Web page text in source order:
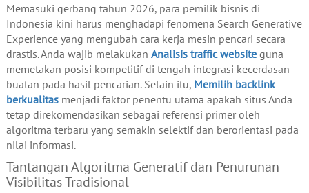
Memasuki gerbang tahun 2026, para pemilik bisnis di
Indonesia kini harus menghadapi fenomena Search Generative
Experience yang mengubah cara kerja mesin pencari secara
drastis. Anda wajib melakukan Analisis traffic websiteguna
memetakan posisi kompetitif di tengah integrasi kecerdasan
buatan pada hasil pencarian. Selain itu, Memilih backlink
berkualitasmenjadi faktor penentu utama apakah situs Anda
tetap direkomendasikan sebagai referensi primer oleh
algoritma terbaru yang semakin selektif dan berorientasi pada
nilai informasi.
Tantangan Algoritma Generatif dan Penurunan
Visibilitas Tradisional